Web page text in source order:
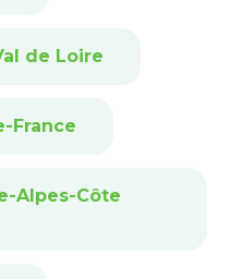
de Loire
France
Alpes-Côte